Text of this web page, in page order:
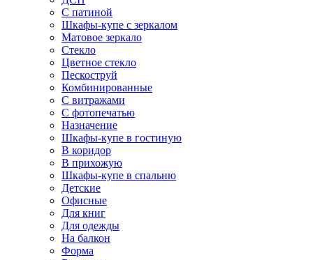
С патиной
Шкафы-купе с зеркалом
Матовое зеркало
Стекло
Цветное стекло
Пескоструй
Комбинированные
С витражами
С фотопечатью
Назначение
Шкафы-купе в гостиную
В коридор
В прихожую
Шкафы-купе в спальню
Детские
Офисные
Для книг
Для одежды
На балкон
Форма